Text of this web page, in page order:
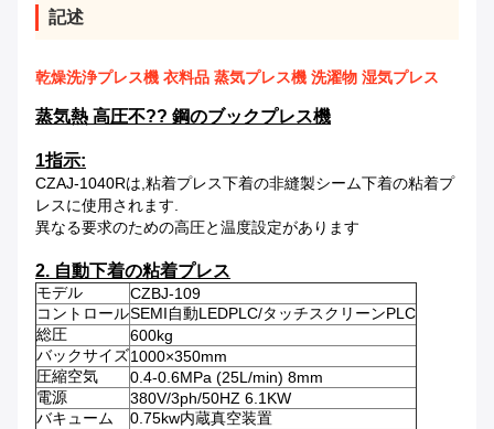
記述
乾燥洗浄プレス機 衣料品 蒸気プレス機 洗濯物 湿気プレス
蒸気熱 高圧不?? 鋼のブックプレス機
1指示:
CZAJ-1040Rは,粘着プレス下着の非縫製シーム下着の粘着プ
レスに使用されます.
異なる要求のための高圧と温度設定があります
2. 自動下着の粘着プレス
モデル
CZBJ-109
コントロールSEMI自動LEDPLC/タッチスクリーンPLC
総圧
600kg
バックサイズ1000×350mm
圧縮空気
0.4-0.6MPa (25L/min) 8mm
電源
380V/3ph/50HZ 6.1KW
バキューム
0.75kw内蔵真空装置